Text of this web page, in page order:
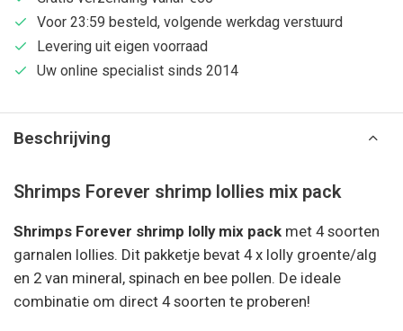
Voor 23:59 besteld, volgende werkdag verstuurd
Levering uit eigen voorraad
Uw online specialist sinds 2014
Beschrijving
Shrimps Forever shrimp lollies mix pack
Shrimps Forever shrimp lolly mix pack met 4 soorten
garnalen lollies. Dit pakketje bevat 4 x lolly groente/alg
en 2 van mineral, spinach en bee pollen. De ideale
combinatie om direct 4 soorten te proberen!